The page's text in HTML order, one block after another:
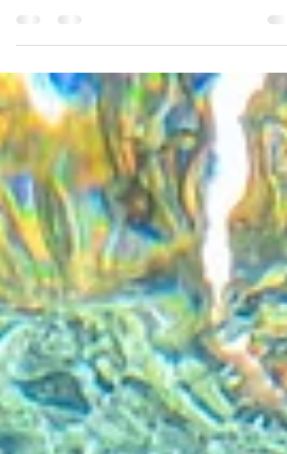
A Lindoya Verão conquistou o 31º Prêmio
Embanews – Troféu Roberto Hiraishi com sua
bico...